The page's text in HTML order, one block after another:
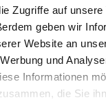
Zugriffe auf
geben wir
Website an
und
Informationen
die Sie